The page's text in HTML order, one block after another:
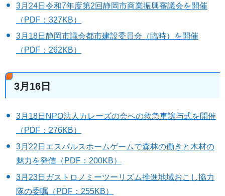
3月24日令和7年度第2回静岡市商業振興審議会を開催
（PDF：327KB）
3月18日静岡市議会都市建設委員会（臨時）を開催
（PDF：262KB）
3月16日
3月18日NPO法人カレーズの会への救急車譲与式を開催
（PDF：276KB）
3月22日エスパルスホームゲームで森林の働きと木材の
魅力を発信（PDF：200KB）
3月23日ガストロノミーツーリズム推進地域おこし協力
隊の委嘱（PDF：255KB）